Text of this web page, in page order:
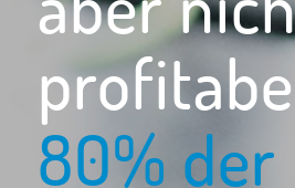
80% der